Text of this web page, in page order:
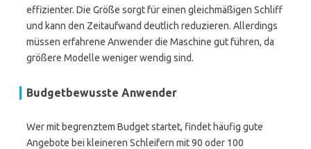
effizienter. Die Größe sorgt für einen gleichmäßigen Schliff
und kann den Zeitaufwand deutlich reduzieren. Allerdings
müssen erfahrene Anwender die Maschine gut führen, da
größere Modelle weniger wendig sind.
Budgetbewusste Anwender
Wer mit begrenztem Budget startet, findet häufig gute
Angebote bei kleineren Schleifern mit 90 oder 100